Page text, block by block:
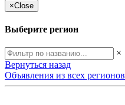
×Close
Выберите регион
×
Вернуться назад
Объявления из всех регионов